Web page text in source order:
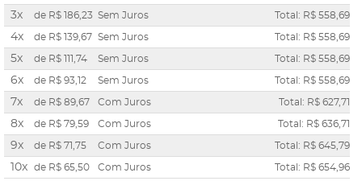
3x de R$ 186,23 Sem Juros Total: R$ 558,69
4x de R$ 139,67 Sem Juros Total: R$ 558,69
5x de R$ 111,74 Sem Juros Total: R$ 558,69
6x de R$ 93,12 Sem Juros Total: R$ 558,69
7x de R$ 89,67 Com Juros Total: R$ 627,71
8x de R$ 79,59 Com Juros Total: R$ 636,71
9x de R$ 71,75 Com Juros Total: R$ 645,79
10x de R$ 65,50 Com Juros Total: R$ 654,96